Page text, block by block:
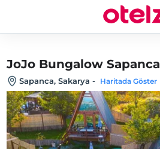
JoJo Bungalow Sapanca
Sapanca, Sakarya - Haritada Göster